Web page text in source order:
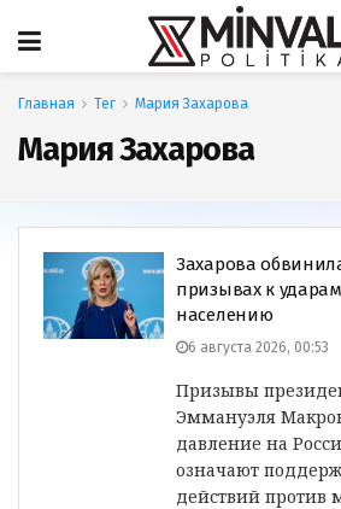
Главная Тег Мария Захарова
Мария Захарова
Захарова
призывах к
населению
6 августа 2026, 00:53
Призывы
Эммануэля
давление на
означают
действий против